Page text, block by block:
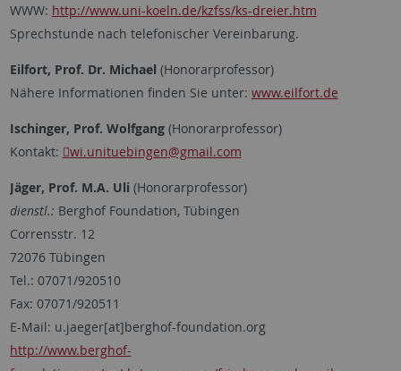
WWW: http://www.uni-koeln.de/kzfss/ks-dreier.htm
Sprechstunde nach telefonischer Vereinbarung.
Eilfort, Prof. Dr. Michael (Honorarprofessor)
Nähere Informationen finden Sie unter: www.eilfort.de
Ischinger, Prof. Wolfgang(Honorarprofessor)
Kontakt:
wi.unituebingen@gmail.com
Jäger, Prof. M.A. Uli (Honorarprofessor)
dienstl.: Berghof Foundation, Tübingen
Corrensstr. 12
72076 Tübingen
Tel.: 07071/920510
Fax: 07071/920511
E-Mail: u.jaeger[at]berghof-foundation.org
http://www.berghof-